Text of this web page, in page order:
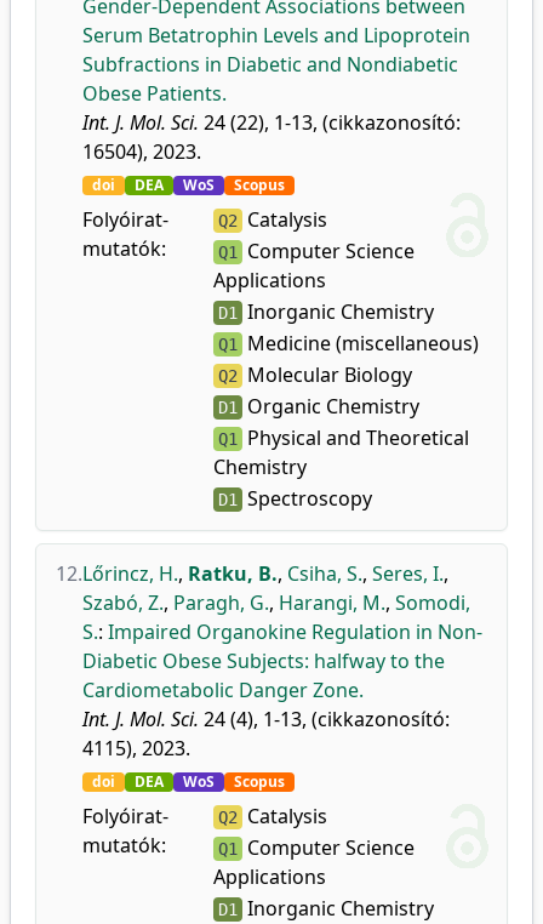
Gender-Dependent Associations between
Serum Betatrophin Levels and Lipoprotein
Subfractions in Diabetic and Nondiabetic
Obese Patients.
Int. J. Mol. Sci. 24 (22), 1-13, (cikkazonosító:
16504), 2023.
doi DEA WoS Scopus
Folyóirat-
mutatók:
Q2 Catalysis
Q1
Computer Science
Applications
D1 Inorganic Chemistry
Q1 Medicine (miscellaneous)
Q2 Molecular Biology
D1 Organic Chemistry
Q1
Physical and Theoretical
Chemistry
D1 Spectroscopy
12.Lőrincz, H., Ratku, B., Csiha, S., Seres, I.,
Szabó, Z., Paragh, G., Harangi, M., Somodi,
S.: Impaired Organokine Regulation in Non-
Diabetic Obese Subjects: halfway to the
Cardiometabolic Danger Zone.
Int. J. Mol. Sci. 24 (4), 1-13, (cikkazonosító:
4115), 2023.
doi DEA WoS Scopus
Folyóirat-
mutatók:
Q2 Catalysis
Q1
Computer Science
Applications
D1 Inorganic Chemistry